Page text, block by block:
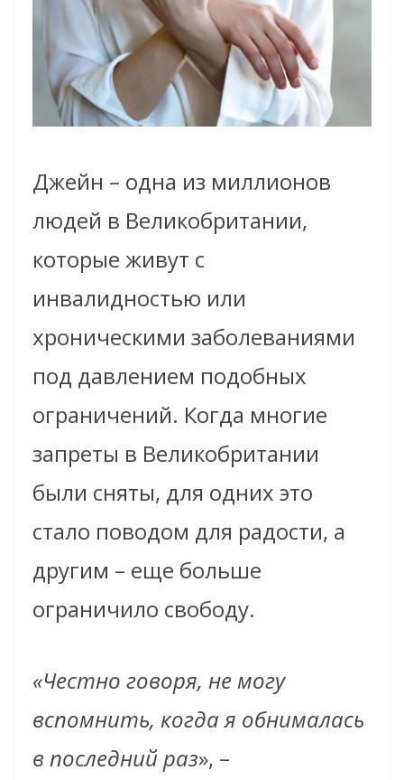
Джейн – одна из миллионов
людей в Великобритании,
которые живут с
инвалидностью или
хроническими заболеваниями
под давлением подобных
ограничений. Когда многие
запреты в Великобритании
были сняты, для одних это
стало поводом для радости, а
другим – еще больше
ограничило свободу.
«Честно говоря, не могу
вспомнить, когда я обнималась
в последний раз», –